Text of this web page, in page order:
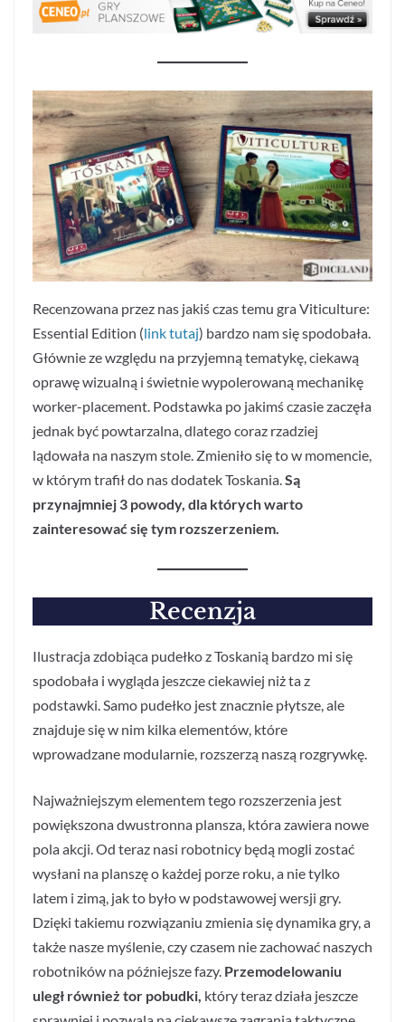
Recenzowana przez nas jakiś czas temu gra Viticulture:
Essential Edition (link tutaj) bardzo nam się spodobała.
Głównie ze względu na przyjemną tematykę, ciekawą
oprawę wizualną i świetnie wypolerowaną mechanikę
worker-placement. Podstawka po jakimś czasie zaczęła
jednak być powtarzalna, dlatego coraz rzadziej
lądowała na naszym stole. Zmieniło się to w momencie,
w którym trafił do nas dodatek Toskania.Są
przynajmniej 3 powody, dla których warto
zainteresować się tym rozszerzeniem.
Recenzja
Ilustracja zdobiąca pudełko z Toskanią bardzo mi się
spodobała i wygląda jeszcze ciekawiej niż ta z
podstawki. Samo pudełko jest znacznie płytsze, ale
znajduje się w nim kilka elementów, które
wprowadzane modularnie, rozszerzą naszą rozgrywkę.
Najważniejszym elementem tego rozszerzenia jest
powiększona dwustronna plansza, która zawiera nowe
pola akcji. Od teraz nasi robotnicy będą mogli zostać
wysłani na planszę o każdej porze roku, a nie tylko
latem i zimą, jak to było w podstawowej wersji gry.
Dzięki takiemu rozwiązaniu zmienia się dynamika gry, a
także nasze myślenie, czy czasem nie zachować naszych
robotników na późniejsze fazy. Przemodelowaniu
uległ również tor pobudki, który teraz działa jeszcze